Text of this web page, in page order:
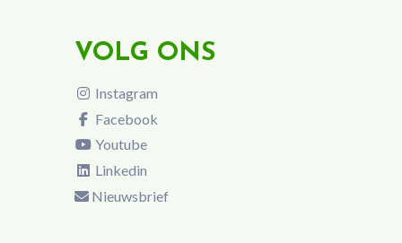
VOLG ONS
Instagram
Facebook
Youtube
Linkedin
Nieuwsbrief